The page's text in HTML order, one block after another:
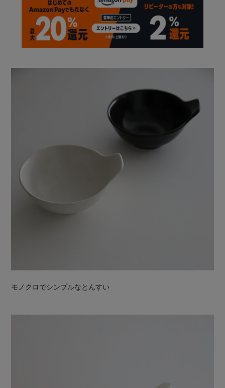
モノクロでシンプルなとんすい